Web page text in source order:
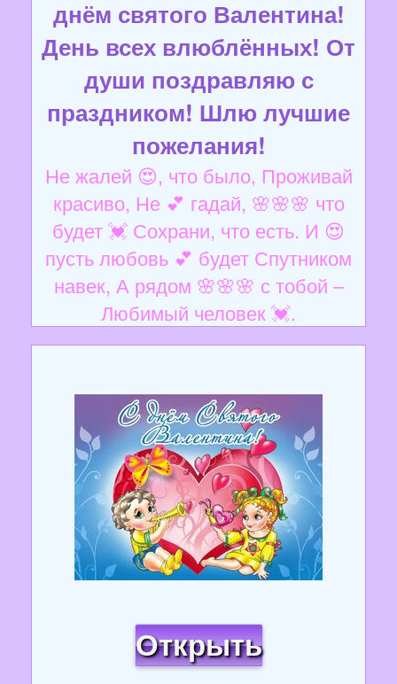
днём святого Валентина!
День всех влюблённых! От
души поздравляю с
праздником! Шлю лучшие
пожелания!
Не жалей 😍, что было, Проживай
красиво, Не 💕 гадай, 🌸🌸🌸 что
будет 💓 Сохрани, что есть. И 😍
пусть любовь 💕 будет Спутником
навек, А рядом 🌸🌸🌸 с тобой –
Любимый человек 💓.
Открыть